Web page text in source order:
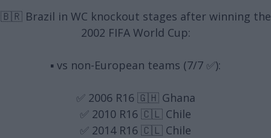
🇧🇷 Brazil in WC knockout stages after winning the
2002 FIFA World Cup:
▪️ vs non-European teams (7/7 ✅):
✅ 2006 R16 🇬🇭 Ghana
✅ 2010 R16 🇨🇱 Chile
✅ 2014 R16 🇨🇱 Chile